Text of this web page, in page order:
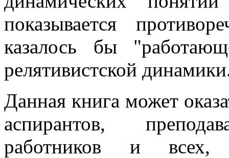
показывается
казалось бы
релятивистской
Данная книга может
аспирантов,
работников и всех,